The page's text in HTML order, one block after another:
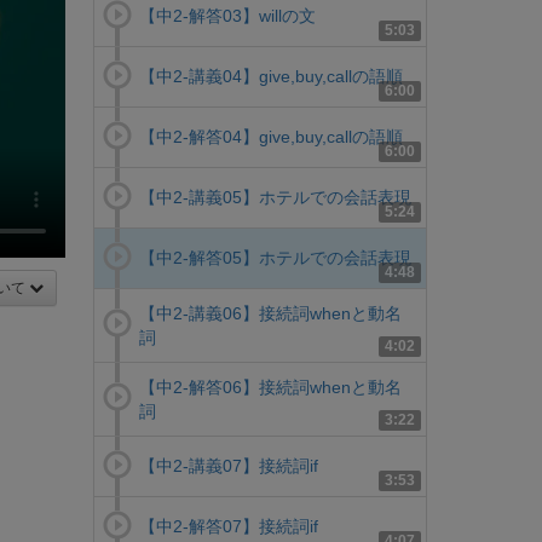
て
5:03
【中2-解答03】willの文
6:00
【中2-講義04】give,buy,callの語順
6:00
【中2-解答04】give,buy,callの語順
5:24
【中2-講義05】ホテルでの会話表現
4:48
【中2-解答05】ホテルでの会話表現
4:02
【中2-講義06】接続詞whenと動名
詞
3:22
【中2-解答06】接続詞whenと動名
詞
3:53
【中2-講義07】接続詞if
【中2-解答07】接続詞if